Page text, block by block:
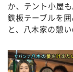
か、テント小屋
鉄板テーブルを
と、八木家の憩